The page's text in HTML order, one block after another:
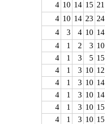
4 10 14 15 21
4 10 14 23 24
4
3 4 10 14
4
1 2 3 10
4
1 3 5 15
4
1 3 10 12
4
1 3 10 14
4
1 3 10 14
4
1 3 10 15
4
1 3 10 15